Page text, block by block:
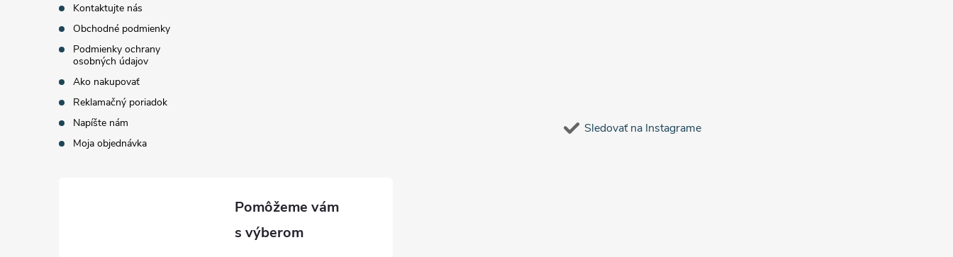
Kontaktujte nás
Obchodné podmienky
Podmienky ochrany
osobných údajov
Ako nakupovať
Reklamačný poriadok
Napíšte nám
Moja objednávka
Sledovať na Instagrame